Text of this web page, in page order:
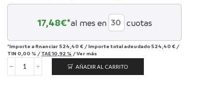
17,48€*al mes en cuotas
*Importe a financiar 524,40 € / Importe total adeudado 524,40 € /
TIN 0,00 % / TAE10,92 % /Ver más
SL
AÑADIR AL CARRITO